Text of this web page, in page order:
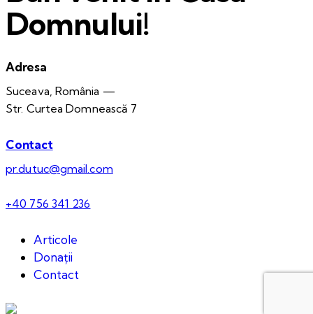
Domnului!
Adresa
Suceava, România —
Str. Curtea Domnească 7
Contact
pr.dutuc@gmail.com
+40 756 341 236
Articole
Donații
Contact